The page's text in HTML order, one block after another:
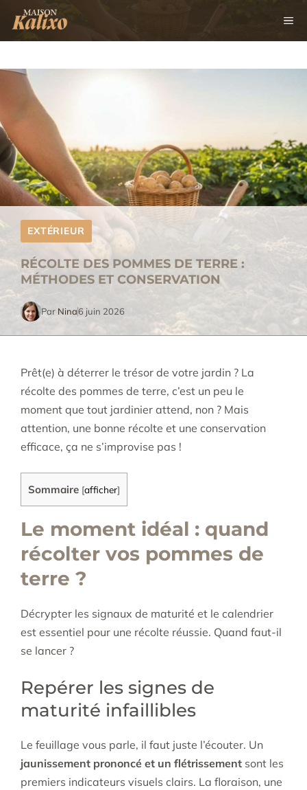
au
contenu
EXTÉRIEUR
RÉCOLTE DES POMMES DE TERRE :
MÉTHODES ET CONSERVATION
Par Nina6 juin 2026
Prêt(e) à déterrer le trésor de votre jardin ? La
récolte des pommes de terre, c’est un peu le
moment que tout jardinier attend, non ? Mais
attention, une bonne récolte et une conservation
efficace, ça ne s’improvise pas !
Sommaire [afficher]
Le moment idéal : quand
récolter vos pommes de
terre ?
Décrypter les signaux de maturité et le calendrier
est essentiel pour une récolte réussie. Quand faut-il
se lancer ?
Repérer les signes de
maturité infaillibles
Le feuillage vous parle, il faut juste l’écouter. Un
jaunissement prononcé et un flétrissement sont les
premiers indicateurs visuels clairs. La floraison, une